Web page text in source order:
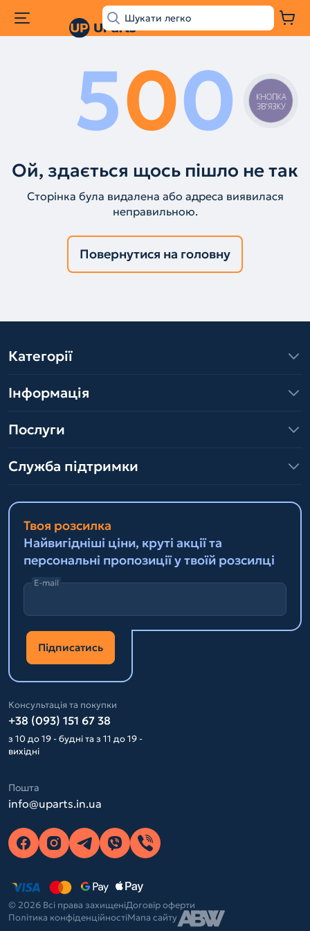
500
Ой, здається щось пішло не так
Сторінка була видалена або адреса виявилася
неправильною.
Повернутися на головну
Категорії
Інформація
Послуги
Служба підтримки
Твоя розсилка
Найвигідніші ціни, круті акції та
персональні пропозиції у твоїй розсилці
E-mail
Підписатись
Консультація та покупки
+38 (093) 151 67 38
з 10 до 19 - будні та з 11 до 19 -
вихідні
Пошта
info@uparts.in.ua
© 2026 Всі права захищеніДоговір оферти
Політика конфіденційностіМапа сайту
КНОПКА
ЗВ'ЯЗКУ